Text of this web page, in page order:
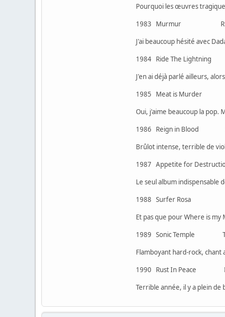
Pourquoi les œuvres
1983 Murmur
J'ai beaucoup hésité avec
1984 Ride The Lightning
J'en ai déjà parlé ailleurs,
1985 Meat is Murder
Oui, j'aime beaucoup la pop.
1986 Reign in Blood
Brûlot intense, terrible de
1987 Appetite for
Le seul album indispensable
1988 Surfer Rosa
Et pas que pour Where is my
1989 Sonic Temple
Flamboyant hard-rock, chant
1990 Rust In Peace
Terrible année, il y a plein de